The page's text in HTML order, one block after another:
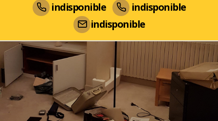
indisponible
indisponible
indisponible